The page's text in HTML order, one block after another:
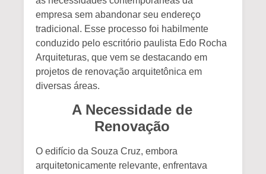
empresa sem abandonar seu endereço
tradicional. Esse processo foi habilmente
conduzido pelo escritório paulista Edo Rocha
Arquiteturas, que vem se destacando em
projetos de renovação arquitetônica em
diversas áreas.
A Necessidade de
Renovação
O edifício da Souza Cruz, embora
arquitetonicamente relevante, enfrentava